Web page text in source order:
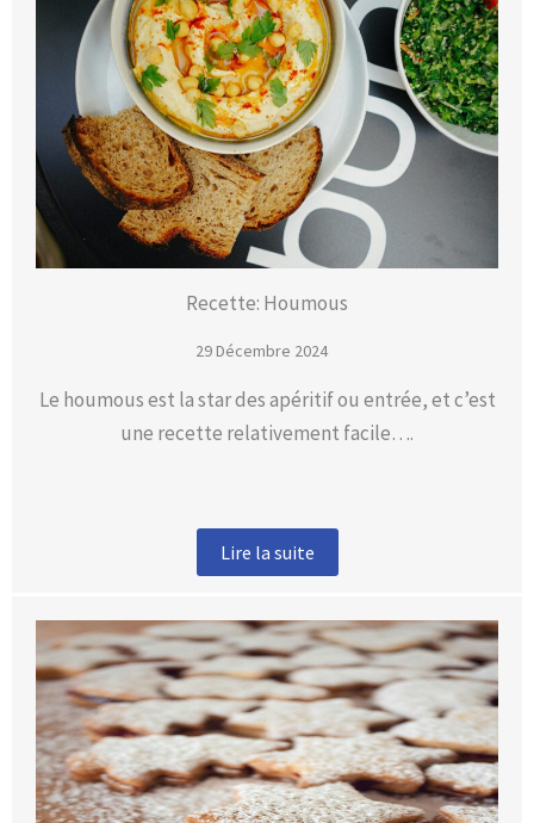
Recette: Houmous
29 Décembre 2024
Le houmous est la star des apéritif ou entrée, et c’est
une recette relativement facile….
Lire la suite